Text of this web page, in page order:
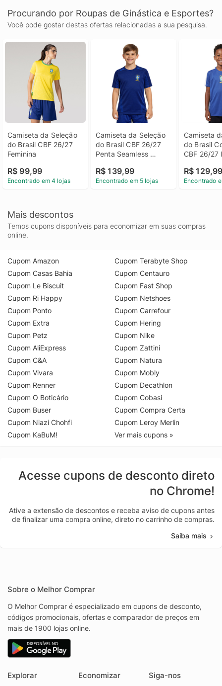
Procurando por Roupas de Ginástica e Esportes?
Você pode gostar destas ofertas relacionadas a sua pesquisa.
Camiseta da Seleção
do Brasil CBF 26/27
Feminina
R$ 99,99
Encontrado em 4 lojas
Camiseta da Seleção
do Brasil CBF 26/27
Penta Seamless
R$ 139,99
Encontrado em 5 lojas
Camiseta
do Brasil
CBF 26/27
R$
Encontrado
Mais descontos
Temos cupons disponíveis para economizar em suas compras
online.
Cupom Amazon
Cupom Casas Bahia
Cupom Le Biscuit
Cupom Ri Happy
Cupom Ponto
Cupom Extra
Cupom Petz
Cupom AliExpress
Cupom C&A
Cupom Vivara
Cupom Renner
Cupom O Boticário
Cupom Buser
Cupom Niazi Chohfi
Cupom KaBuM!
Cupom Terabyte Shop
Cupom Centauro
Cupom Fast Shop
Cupom Netshoes
Cupom Carrefour
Cupom Hering
Cupom Nike
Cupom Zattini
Cupom Natura
Cupom Mobly
Cupom Decathlon
Cupom Cobasi
Cupom Compra Certa
Cupom Leroy Merlin
Ver mais cupons »
Acesse cupons de desconto direto
no Chrome!
Ative a extensão de descontos e receba aviso de cupons antes
de finalizar uma compra online, direto no carrinho de compras.
Saiba mais
Sobre o Melhor Comprar
O Melhor Comprar é especializado em cupons de desconto,
códigos promocionais, ofertas e comparador de preços em
mais de 1900 lojas online.
Explorar Economizar Siga-nos